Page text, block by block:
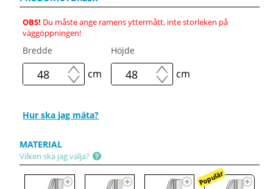
OBS! Du måste ange ramens yttermått, inte storleken på
väggöppningen!
Bredde
cm
Höjde
cm
Hur ska jag mäta?
MATERIAL
Vilken ska jag välja?
Populär